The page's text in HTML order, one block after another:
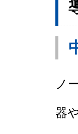
ノ
器